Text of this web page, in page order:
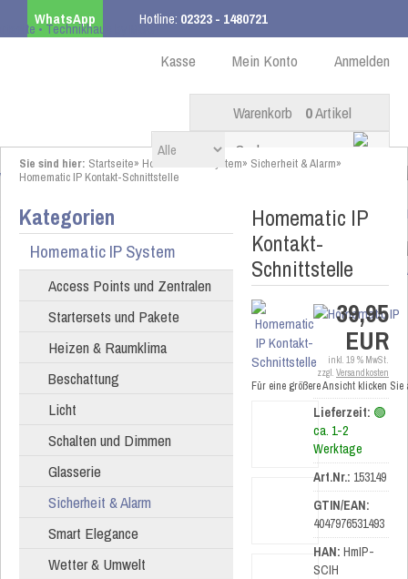
WhatsApp Hotline: 02323 - 1480721
ab 99,00 € innerhalb DE Anmelden
Mein Konto
Kasse
Warenkorb 0Artikel
Sie sind hier: Startseite» Homematic IP System» Sicherheit & Alarm»
Homematic IP Kontakt-Schnittstelle
Kategorien
Homematic IP System
Access Points und Zentralen
Startersets und Pakete
Heizen & Raumklima
Beschattung
Licht
Schalten und Dimmen
Glasserie
Sicherheit & Alarm
Smart Elegance
Wetter & Umwelt
Homematic IP
Kontakt-
Schnittstelle
Für eine größere Ansicht klicken
39,95
EUR
inkl. 19 % MwSt.
zzgl. Versandkosten
Lieferzeit: 🟢
ca. 1-2
Werktage
Art.Nr.: 153149
GTIN/EAN:
4047976531493
HAN: HmIP-
SCIH